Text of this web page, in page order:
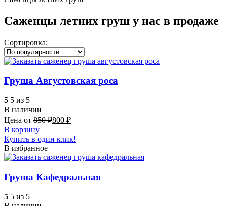
Саженцы летних груш у нас в продаже
Сортировка:
Груша Августовская роса
5 5 из 5
В наличии
Цена от 850₽800 ₽
В корзину
Купить в один клик!
В избранное
Груша Кафедральная
5 5 из 5